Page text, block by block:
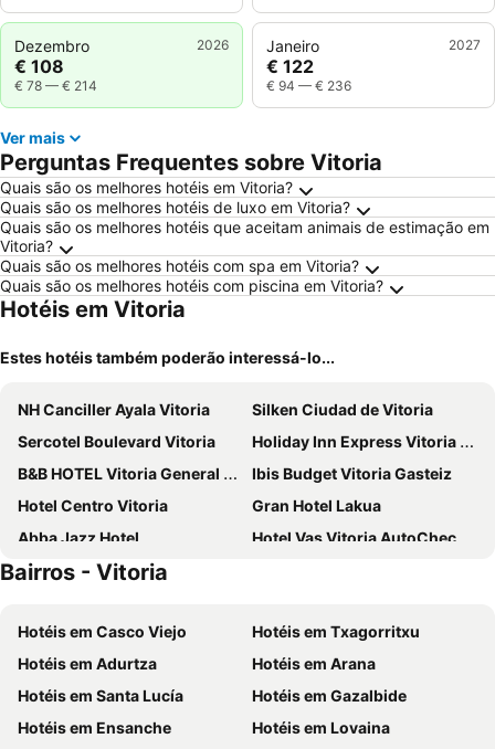
Dezembro 2026
€ 108
€ 78 — € 214
Janeiro 2027
€ 122
€ 94 — € 236
Ver mais
Perguntas Frequentes sobre Vitoria
Quais são os melhores hotéis em Vitoria?
Quais são os melhores hotéis de luxo em Vitoria?
Quais são os melhores hotéis que aceitam animais de estimação em
Vitoria?
Quais são os melhores hotéis com spa em Vitoria?
Quais são os melhores hotéis com piscina em Vitoria?
Hotéis em Vitoria
Estes hotéis também poderão interessá-lo...
NH Canciller Ayala Vitoria
Silken Ciudad de Vitoria
Sercotel Boulevard Vitoria
Holiday Inn Express Vitoria by IHG
B&B HOTEL Vitoria General Álava
Ibis Budget Vitoria Gasteiz
Hotel Centro Vitoria
Gran Hotel Lakua
Abba Jazz Hotel
Hotel Vas Vitoria AutoCheckIn
Hotel Ruta de Europa
Gobeo Park
Hostel el jardin
Hotel Palacio de Elorriaga
Hotel Arts-Gasteiz
Hotel Araba
IRAIPE Gorbea Auto Check-in
Hotel Dato
Duque de Wellington
Bairros - Vitoria
Hotéis em Casco Viejo
Hotéis em Txagorritxu
Hotéis em Adurtza
Hotéis em Arana
Hotéis em Santa Lucía
Hotéis em Gazalbide
Hotéis em Ensanche
Hotéis em Lovaina